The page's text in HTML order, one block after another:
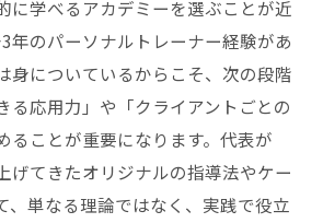
に学べるアカデミーを選ぶことが近
年のパーソナルトレーナー経験があ
身についているからこそ、次の段階
る応用力」や「クライアントごとの
ることが重要になります。代表が
げてきたオリジナルの指導法やケー
、単なる理論ではなく、実践で役立